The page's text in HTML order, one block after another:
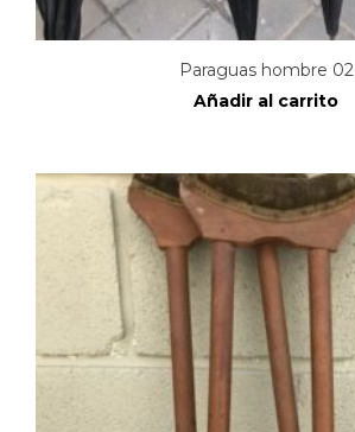
Paraguas hombre 02
Añadir al carrito